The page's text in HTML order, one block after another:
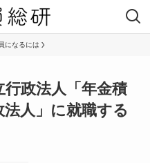
になるには
政法人「年金積
人」に就職する